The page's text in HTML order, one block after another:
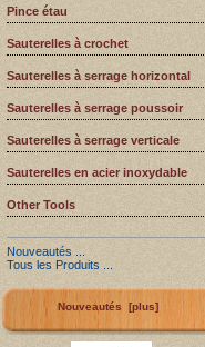
Pince étau
Sauterelles à crochet
Sauterelles à serrage horizontal
Sauterelles à serrage poussoir
Sauterelles à serrage verticale
Sauterelles en acier inoxydable
Other Tools
Nouveautés ...
Tous les Produits ...
Nouveautés [plus]